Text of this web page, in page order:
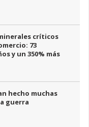
críticos
73
y un 350% más
hecho muchas
guerra